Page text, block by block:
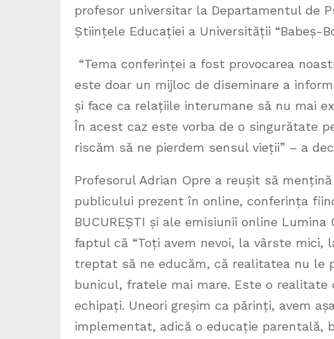
profesor universitar la Departamentul de
Științele Educației a Universității “Babeș-
“Tema conferinței a fost provocarea
este doar un mijloc de diseminare a
și face ca relațiile interumane să nu mai
În acest caz este vorba de o singurătate
riscăm să ne pierdem sensul vieții” – a
Profesorul Adrian Opre a reușit să
publicului prezent în online, conferința
BUCUREȘTI și ale emisiunii online
faptul că “Toți avem nevoi, la vârste
treptat să ne educăm, că realitatea nu le
bunicul, fratele mai mare. Este o
echipați. Uneori greșim ca părinți, avem
implementat, adică o educație parentală,